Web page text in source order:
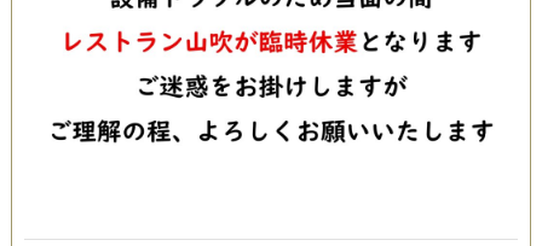
アクセス
閉じる